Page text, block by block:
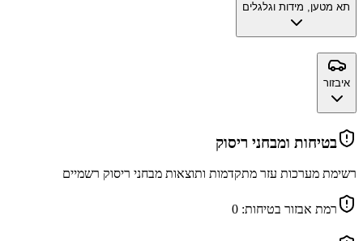
תא מטען, מידות וגלגלים
איבזור
בטיחות ומבחני ריסוק
רשימת מערכות עזר מתקדמות ותוצאות מבחני ריסוק רשמיים
רמת אבזור בטיחות: 0